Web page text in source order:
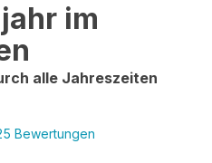
im
alle Jahreszeiten
Bewertungen